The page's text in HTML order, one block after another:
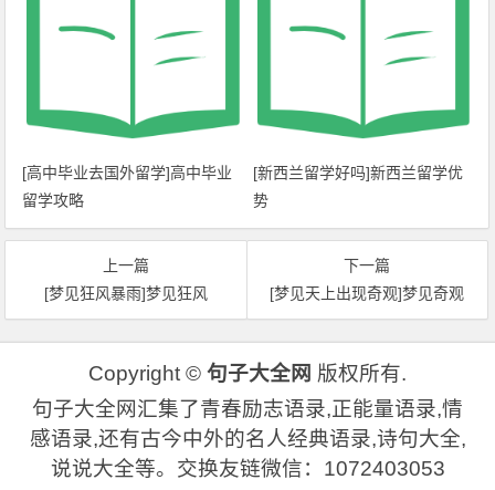
[高中毕业去国外留学]高中毕业
留学攻略
[新西兰留学好吗]新西兰留学优
势
上一篇
[梦见狂风暴雨]梦见狂风
下一篇
[梦见天上出现奇观]梦见奇观
Copyright © 句子大全网 版权所有.
句子大全网汇集了青春励志语录,正能量语录,情
感语录,还有古今中外的名人经典语录,诗句大全,
说说大全等。交换友链微信：1072403053